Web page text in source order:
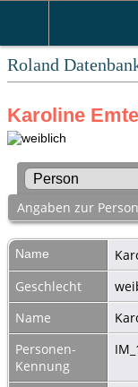
Roland
Karoline Emte
Angaben zur Person
Name
Geschlecht
Name
Personen-
Kennung